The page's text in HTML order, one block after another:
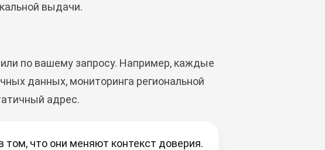
выдачи.
по вашему запросу. Например, каждые
данных, мониторинга региональной
адрес.
том, что они меняют контекст доверия.